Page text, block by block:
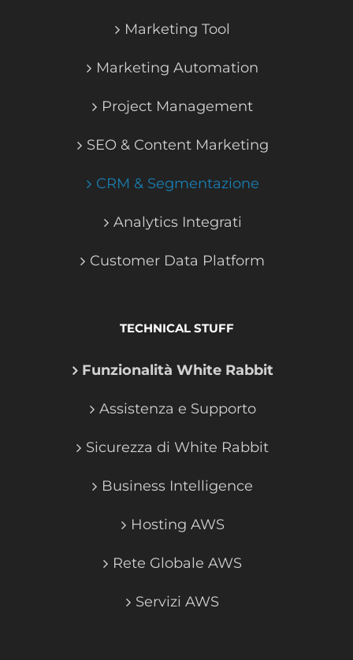
Marketing Tool
Marketing Automation
Project Management
SEO & Content Marketing
CRM & Segmentazione
Analytics Integrati
Customer Data Platform
TECHNICAL STUFF
Funzionalità White Rabbit
Assistenza e Supporto
Sicurezza di White Rabbit
Business Intelligence
Hosting AWS
Rete Globale AWS
Servizi AWS